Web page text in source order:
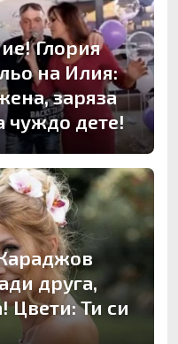
Глория
на Илия:
заряза
чуждо дете!
друга,
Цвети: Ти си